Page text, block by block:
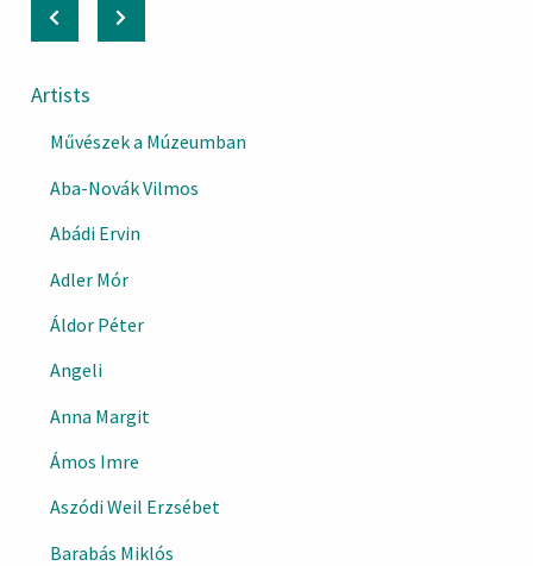
Artists
Művészek a Múzeumban
Aba-Novák Vilmos
Abádi Ervin
Adler Mór
Áldor Péter
Angeli
Anna Margit
Ámos Imre
Aszódi Weil Erzsébet
Barabás Miklós